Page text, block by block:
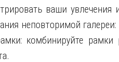
ваши увлечения
неповторимой галереи:
комбинируйте